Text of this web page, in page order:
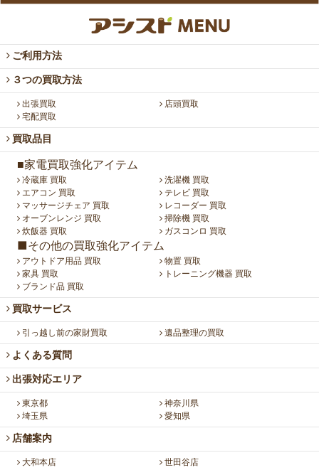
ご利用方法
３つの買取方法
出張買取
店頭買取
宅配買取
買取品目
■家電買取強化アイテム
冷蔵庫 買取
洗濯機 買取
エアコン 買取
テレビ 買取
マッサージチェア 買取
レコーダー 買取
オーブンレンジ 買取
掃除機 買取
炊飯器 買取
ガスコンロ 買取
■その他の買取強化アイテム
アウトドア用品 買取
物置 買取
家具 買取
トレーニング機器 買取
ブランド品 買取
買取サービス
引っ越し前の家財買取 遺品整理の買取
よくある質問
出張対応エリア
東京都
神奈川県
埼玉県
愛知県
店舗案内
大和本店
世田谷店